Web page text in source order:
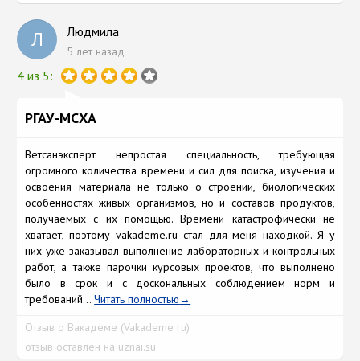
Л Людмила
5 лет назад
4 из 5:
РГАУ-МСХА
Ветсанэксперт непростая специальность, требующая
огромного количества времени и сил для поиска, изучения и
освоения материала не только о строении, биологических
особенностях живых организмов, но и составов продуктов,
получаемых с их помощью. Времени катастрофически не
хватает, поэтому vakademe.ru стал для меня находкой. Я у
них уже заказывал выполнение лабораторных и контрольных
работ, а также парочки курсовых проектов, что выполнено
было в срок и с доскональных соблюдением норм и
требований...Читать полностью
Отзыв о Вакадеме (Vakademe ru)
отзыв оставлен на uznai.su